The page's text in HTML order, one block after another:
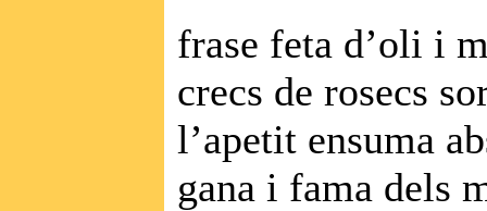
frase feta d’oli i
crecs de rosecs
l’apetit ensuma
gana i fama dels